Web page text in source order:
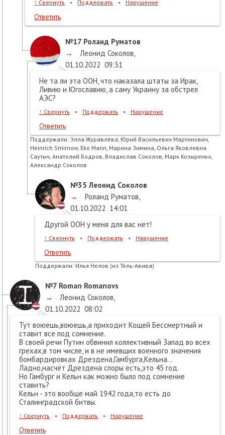
↑ Свернуть • Поддержать • Нарушение
Ответить
№17 Роланд Руматов
→
Леонид Соколов
01.10.2022 09:31
Не та ли эта ООН, что наказала штаты за Ирак,
Ливию и Югославию, а саму Украину за обстрел
АЭС?
↑ Свернуть • Поддержать • Нарушение
Ответить
Поддержали: Элла Журавлёва, Юрий Васильевич Мартинович,
Heinrich Smirnow, Eko Mann, Марина Зимина, Ольга Яковлевна
Саутыч, Анатолий Бодров, Владислав Соколов, Марк Козыренко,
Александр Соколов
№35 Леонид Соколов
→
Роланд Руматов
01.10.2022 14:01
Другой ООН у меня для вас нет!
↑ Свернуть • Поддержать • Нарушение
Ответить
Поддержали: Илья Нелов (из Тель-Авива)
№7 Roman Romanovs
→
Леонид Соколов
01.10.2022 08:02
Тут воюешь,воюешь,а приходит Кощей Бессмертный и
ставит все под сомнение.
В своей речи Путин обвинил коллективный Запад во всех
грехах,в том числе, и в не имевщих военного значения
бомбардировках Дрездена,Гамбурга,Кельна...
Ладно,насчёт Дрездена споры есть,это 45 год.
Но Гамбург и Кельн как можно было под сомнение
ставить?
Кельн - это вообще май 1942 года,то есть до
Сталинградской битвы.
↑ Свернуть • Поддержать • Нарушение
Ответить